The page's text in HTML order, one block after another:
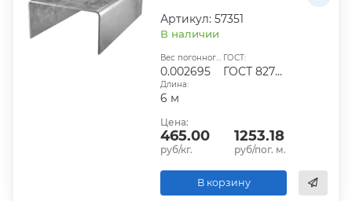
Артикул: 57351
В наличии
Вес погонного метра, т.:
0.002695
ГОСТ:
ГОСТ 8278-83
Длина:
6 м
Цена:
465.00
руб/кг.
1253.18
руб/пог. м.
В корзину